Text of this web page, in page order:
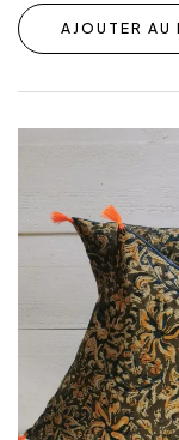
AJOUTER AU